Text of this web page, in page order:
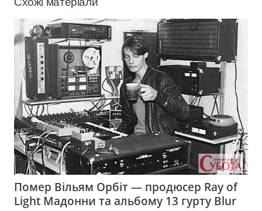
Помер Вільям Орбіт — продюсер Ray of
Light Мадонни та альбому 13 гурту Blur